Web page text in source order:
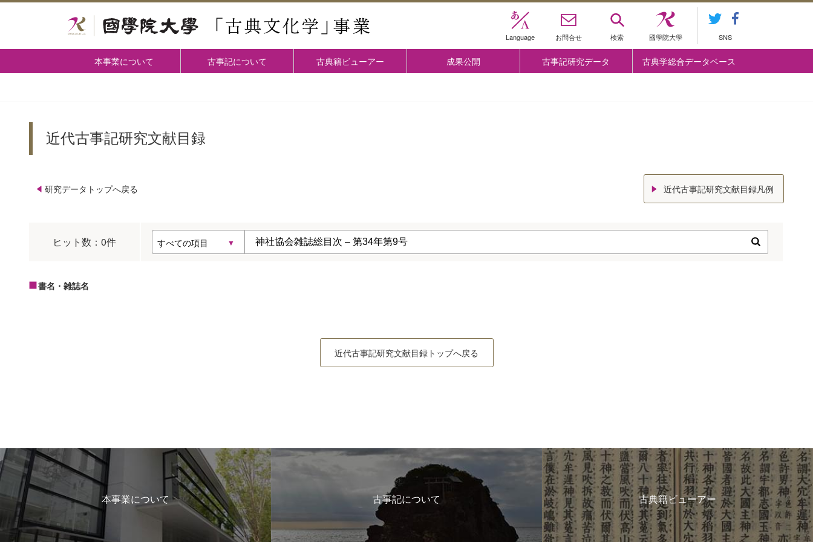
Language お問合せ 検索 國學院大學 SNS
本事業について 古事記について 古典籍ビューアー 成果公開 古事記研究データ 古典学総合データベース
近代古事記研究文献目録
研究データトップへ戻る 近代古事記研究文献目録凡例
ヒット数： 0件
書名・雑誌名
近代古事記研究文献目録トップへ戻る
本事業について 古事記について 古典籍ビューアー